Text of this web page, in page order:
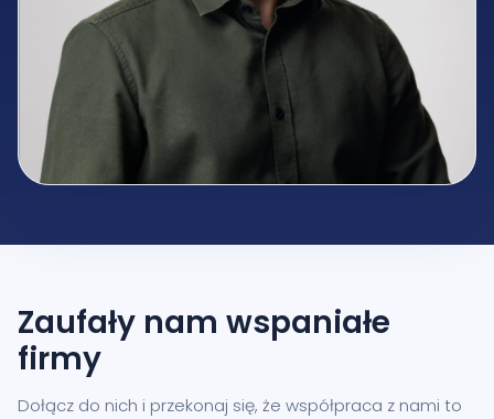
Zaufały nam wspaniałe
firmy
Dołącz do nich i przekonaj się, że współpraca z nami to